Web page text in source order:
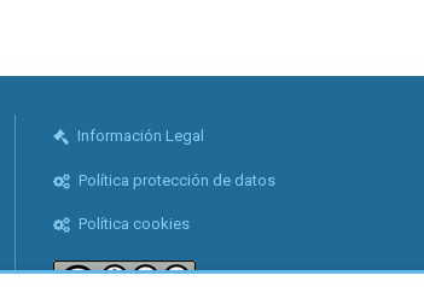
Información Legal
Política protección de datos
Política cookies